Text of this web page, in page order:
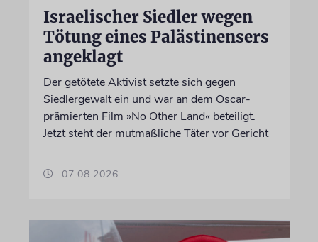
Israelischer Siedler wegen
Tötung eines Palästinensers
angeklagt
Der getötete Aktivist setzte sich gegen
Siedlergewalt ein und war an dem Oscar-
prämierten Film »No Other Land« beteiligt.
Jetzt steht der mutmaßliche Täter vor Gericht
07.08.2026